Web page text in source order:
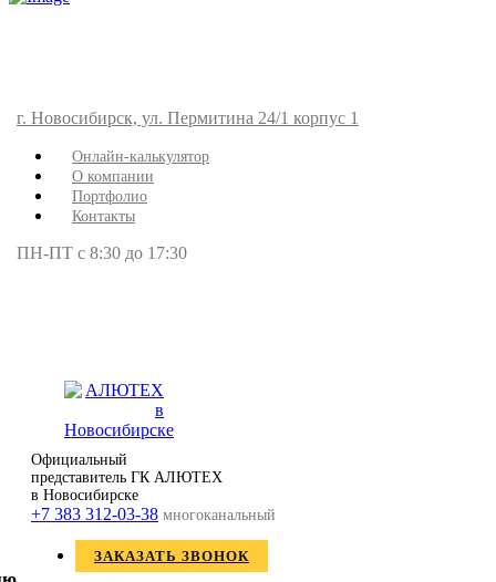
г. Новосибирск, ул. Пермитина 24/1 корпус 1
Онлайн-калькулятор
О компании
Портфолио
Контакты
ПН-ПТ с 8:30 до 17:30
Официальный
представитель ГК АЛЮТЕХ
в Новосибирске
+7 383 312-03-38 многоканальный
ЗАКАЗАТЬ ЗВОНОК